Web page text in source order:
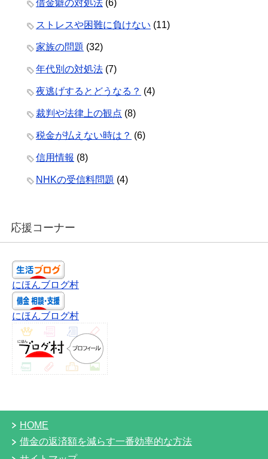
借金癖の対処法 (6)
ストレスや困難に負けない (11)
家族の問題 (32)
年代別の対処法 (7)
夜逃げするとどうなる？ (4)
裁判や法律上の観点 (8)
税金が払えない時は？ (6)
信用情報 (8)
NHKの受信料問題 (4)
応援コーナー
にほんブログ村
にほんブログ村
HOME
借金の返済額を減らす一番効率的な方法